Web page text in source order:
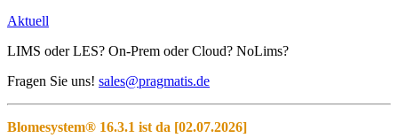
Aktuell
LIMS oder LES? On-Prem oder Cloud? NoLims?
Fragen Sie uns! sales@pragmatis.de
Blomesystem® 16.3.1 ist da [02.07.2026]